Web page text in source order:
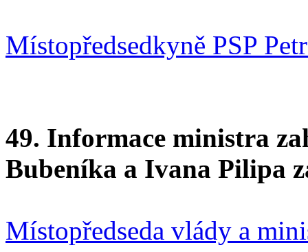
Místopředsedkyně PSP
49. Informace ministra
Bubeníka a Ivana Pilipa
Místopředseda vlády a